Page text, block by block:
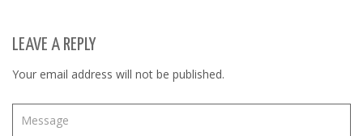
LEAVE A REPLY
Your email address will not be published.